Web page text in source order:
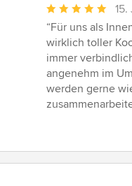
Durchschnittliche
Bewertung:
5
von
5
Sternen
15.
“Für uns als
wirklich toller
immer
angenehm im
werden gerne